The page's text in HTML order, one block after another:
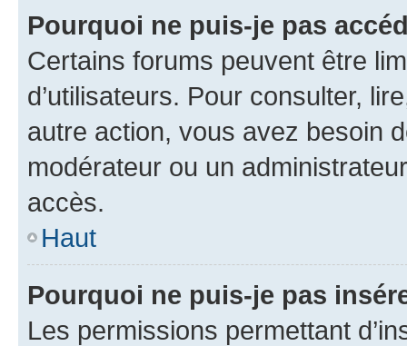
Pourquoi ne puis-je pas
Certains forums peuvent être
d’utilisateurs. Pour consulter,
autre action, vous avez besoin
modérateur ou un
accès.
Haut
Pourquoi ne puis-je pas
Les permissions permettant